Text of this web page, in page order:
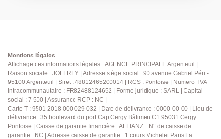
complète l'ensemble. Une agréable terrasse
permettra de profiter des beaux jours et un sous-sol
total vient compléter ce bien et offre de nombreuses
possibilités de rangement. Une maison pleine de
charme avec un emplacement privilégié en centre-
ville, n'hésitez pas et contactez-nous pour toute
information complémentaire ou pour organiser une
visite !!! AP:0134341212
Mentions légales
Affichage des informations légales : AGENCE PRINCIPALE Argenteuil |
Raison sociale : JOFFREY | Adresse siège social : 90 avenue Gabriel Péri -
95100 Argenteuil | Siret : 48812465200014 | RCS : Pontoise | Numero TVA
Intracommunautaire : FR82488124652 | Forme juridique : SARL | Capital
social : 7 500 | Assurance RCP : NC |
Carte T : 9501 2018 000 029 032 | Date de délivrance : 0000-00-00 | Lieu de
délivrance : 35 boulevard du port Cap Cergy Bâtimen C1 95031 Cergy
Pontoise | Caisse de garantie financière : ALLIANZ. | N° de caisse de
garantie : NC | Adresse caisse de garantie : 1 cours Michelet Paris La